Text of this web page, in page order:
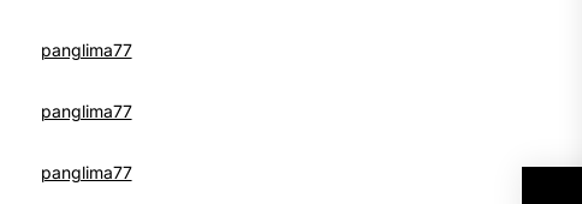
panglima77
panglima77
panglima77